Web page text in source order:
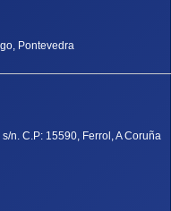
Pontevedra
n. C.P: 15590, Ferrol, A Coruña